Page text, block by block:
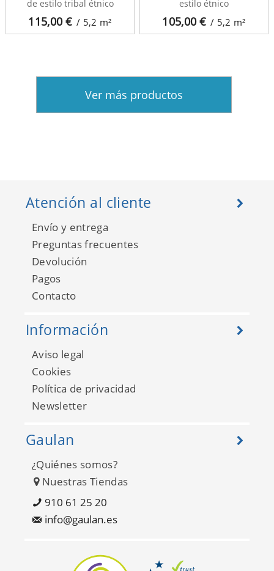
115,00€ / 5,2 m²
de estilo tribal étnico
105,00€ / 5,2 m²
estilo étnico
Ver más productos
Atención al cliente
Envío y entrega
Preguntas frecuentes
Devolución
Pagos
Contacto
Información
Aviso legal
Cookies
Política de privacidad
Newsletter
Gaulan
¿Quiénes somos?
Nuestras Tiendas
910 61 25 20
info@gaulan.es